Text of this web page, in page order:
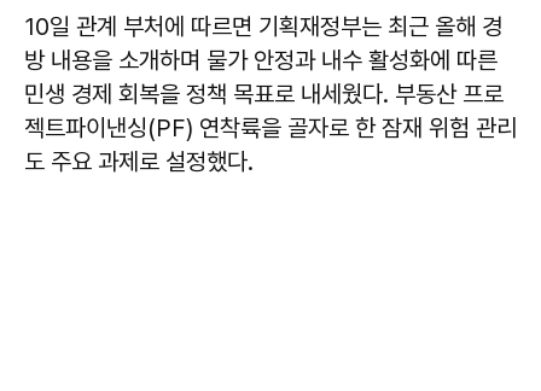
10일 관계 부처에 따르면 기획재정부는 최근 올해 경
방 내용을 소개하며 물가 안정과 내수 활성화에 따른
민생 경제 회복을 정책 목표로 내세웠다. 부동산 프로
젝트파이낸싱(PF) 연착륙을 골자로 한 잠재 위험 관리
도 주요 과제로 설정했다.